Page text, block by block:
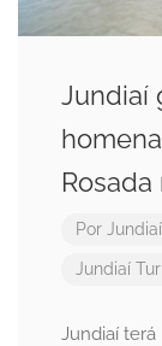
Jundiaí
Por
Jundiaí
Jundiaí